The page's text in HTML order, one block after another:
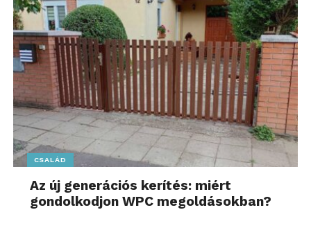
CSALÁD
Az új generációs kerítés: miért
gondolkodjon WPC megoldásokban?